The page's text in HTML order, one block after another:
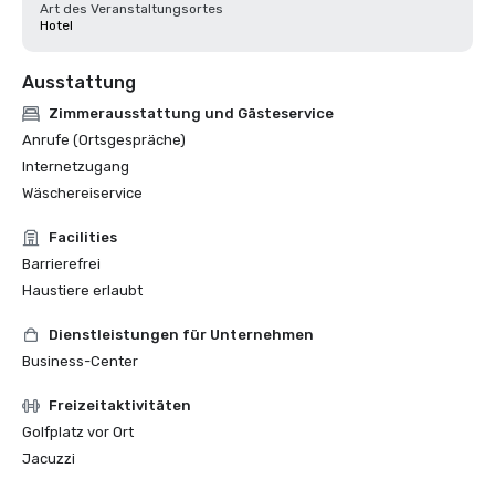
Art des Veranstaltungsortes
Hotel
Ausstattung
Zimmerausstattung und Gästeservice
Anrufe (Ortsgespräche)
Internetzugang
Wäschereiservice
Facilities
Barrierefrei
Haustiere erlaubt
Dienstleistungen für Unternehmen
Business-Center
Freizeitaktivitäten
Golfplatz vor Ort
Jacuzzi